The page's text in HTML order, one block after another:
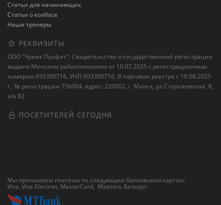
Статьи для начинающих
Статьи о колбасе
Наши тренеры
РЕКВИЗИТЫ
ООО "Чумак Профит". Свидетельство о государственной регистрации
выдано Минским райисполкомом от 10.07.2025 с регистрационным
номером 693390716, УНП 693390716, В торговом реестре с 18.08.2025
г., № регистрации 756004. адрес: 220002, г. Минск, ул.Сторожевская, 8,
а/я 82
ПОСЕТИТЕЛЕЙ СЕГОДНЯ
Мы принимаем платежи по следующим банковским картам:
Visa, Visa Electron, MasterCard, Maestro, Белкарт.